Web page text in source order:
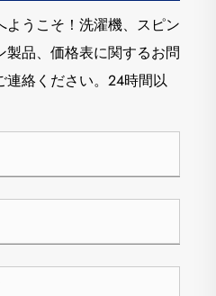
うこそ！洗濯機、スピン
製品、価格表に関するお問
連絡ください。24時間以